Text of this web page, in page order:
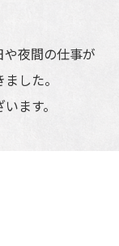
夜間の仕事が
した。
ます。